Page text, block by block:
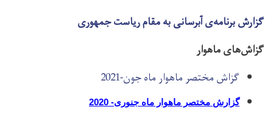
گزارش برنامه‌ی آبرسانی به مقام ریاست جمهوری
گزاش‌های ماهوار
گزاش مختصر ماهوار ماه جون-2021
گزارش مختصر ماهوار ماه جنوری- 2020